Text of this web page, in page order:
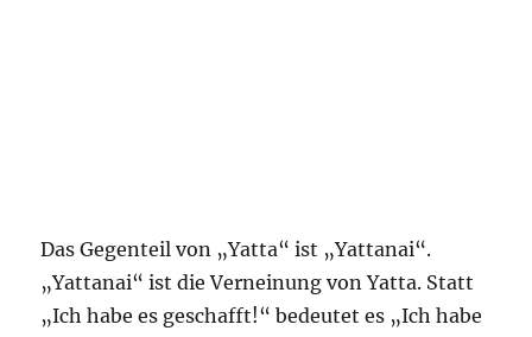
Das Gegenteil von „Yatta“ ist „Yattanai“.
„Yattanai“ ist die Verneinung von Yatta. Statt
„Ich habe es geschafft!“ bedeutet es „Ich habe